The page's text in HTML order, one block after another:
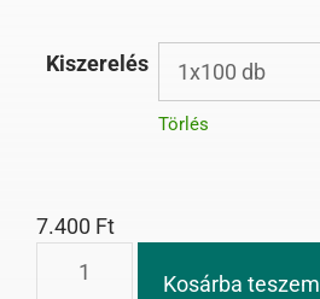
Kiszerelés
Törlés
7.400 Ft
Kosárba teszem